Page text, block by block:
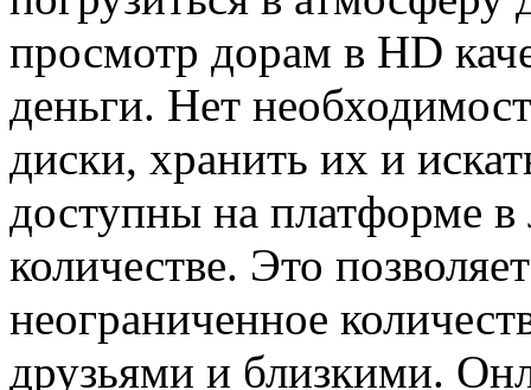
просмотр дорам в HD
деньги. Нет
диски, хранить их и
доступны на платформе
количестве. Это
неограниченное
друзьями и близкими.